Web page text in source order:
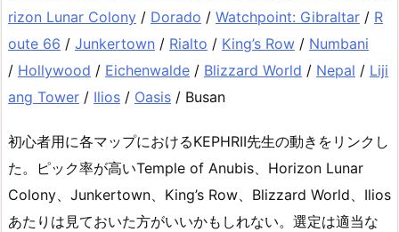
rizon Lunar Colony / Dorado / Watchpoint: Gibraltar / R
oute 66 / Junkertown / Rialto / King’s Row / Numbani
/ Hollywood / Eichenwalde / Blizzard World / Nepal / Liji
ang Tower / Ilios / Oasis / Busan
初心者用に各マップにおけるKEPHRII先生の動きをリンクし
た。ピック率が高いTemple of Anubis、Horizon Lunar
Colony、Junkertown、King’s Row、Blizzard World、Ilios
あたりは見ておいた方がいいかもしれない。選定は適当な